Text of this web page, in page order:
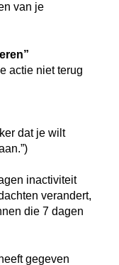
van je
actie niet terug
dat je wilt
inactiviteit
verandert,
die 7 dagen
gegeven